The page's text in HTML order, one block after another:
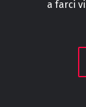
a farci